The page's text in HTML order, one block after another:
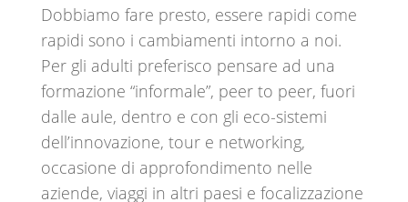
Dobbiamo fare presto, essere rapidi come
rapidi sono i cambiamenti intorno a noi.
Per gli adulti preferisco pensare ad una
formazione “informale”, peer to peer, fuori
dalle aule, dentro e con gli eco-sistemi
dell’innovazione, tour e networking,
occasione di approfondimento nelle
aziende, viaggi in altri paesi e focalizzazione